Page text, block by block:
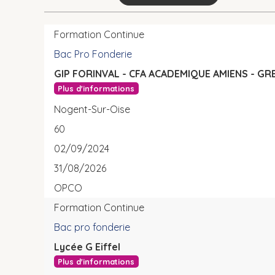
Formation Continue
Bac Pro Fonderie
GIP FORINVAL - CFA ACADEMIQUE AMIENS -
Plus d'informations
Nogent-Sur-Oise
60
02/09/2024
31/08/2026
OPCO
Formation Continue
Bac pro fonderie
Lycée G Eiffel
Plus d'informations